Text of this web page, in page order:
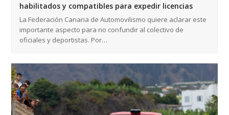
habilitados y compatibles para expedir licencias
La Federación Canaria de Automovilismo quiere aclarar este
importante aspecto para no confundir al colectivo de
oficiales y deportistas. Por…